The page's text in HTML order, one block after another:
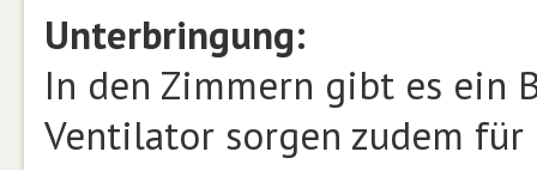
Unterbringung:
In den Zimmern gibt es ein
Ventilator sorgen zudem